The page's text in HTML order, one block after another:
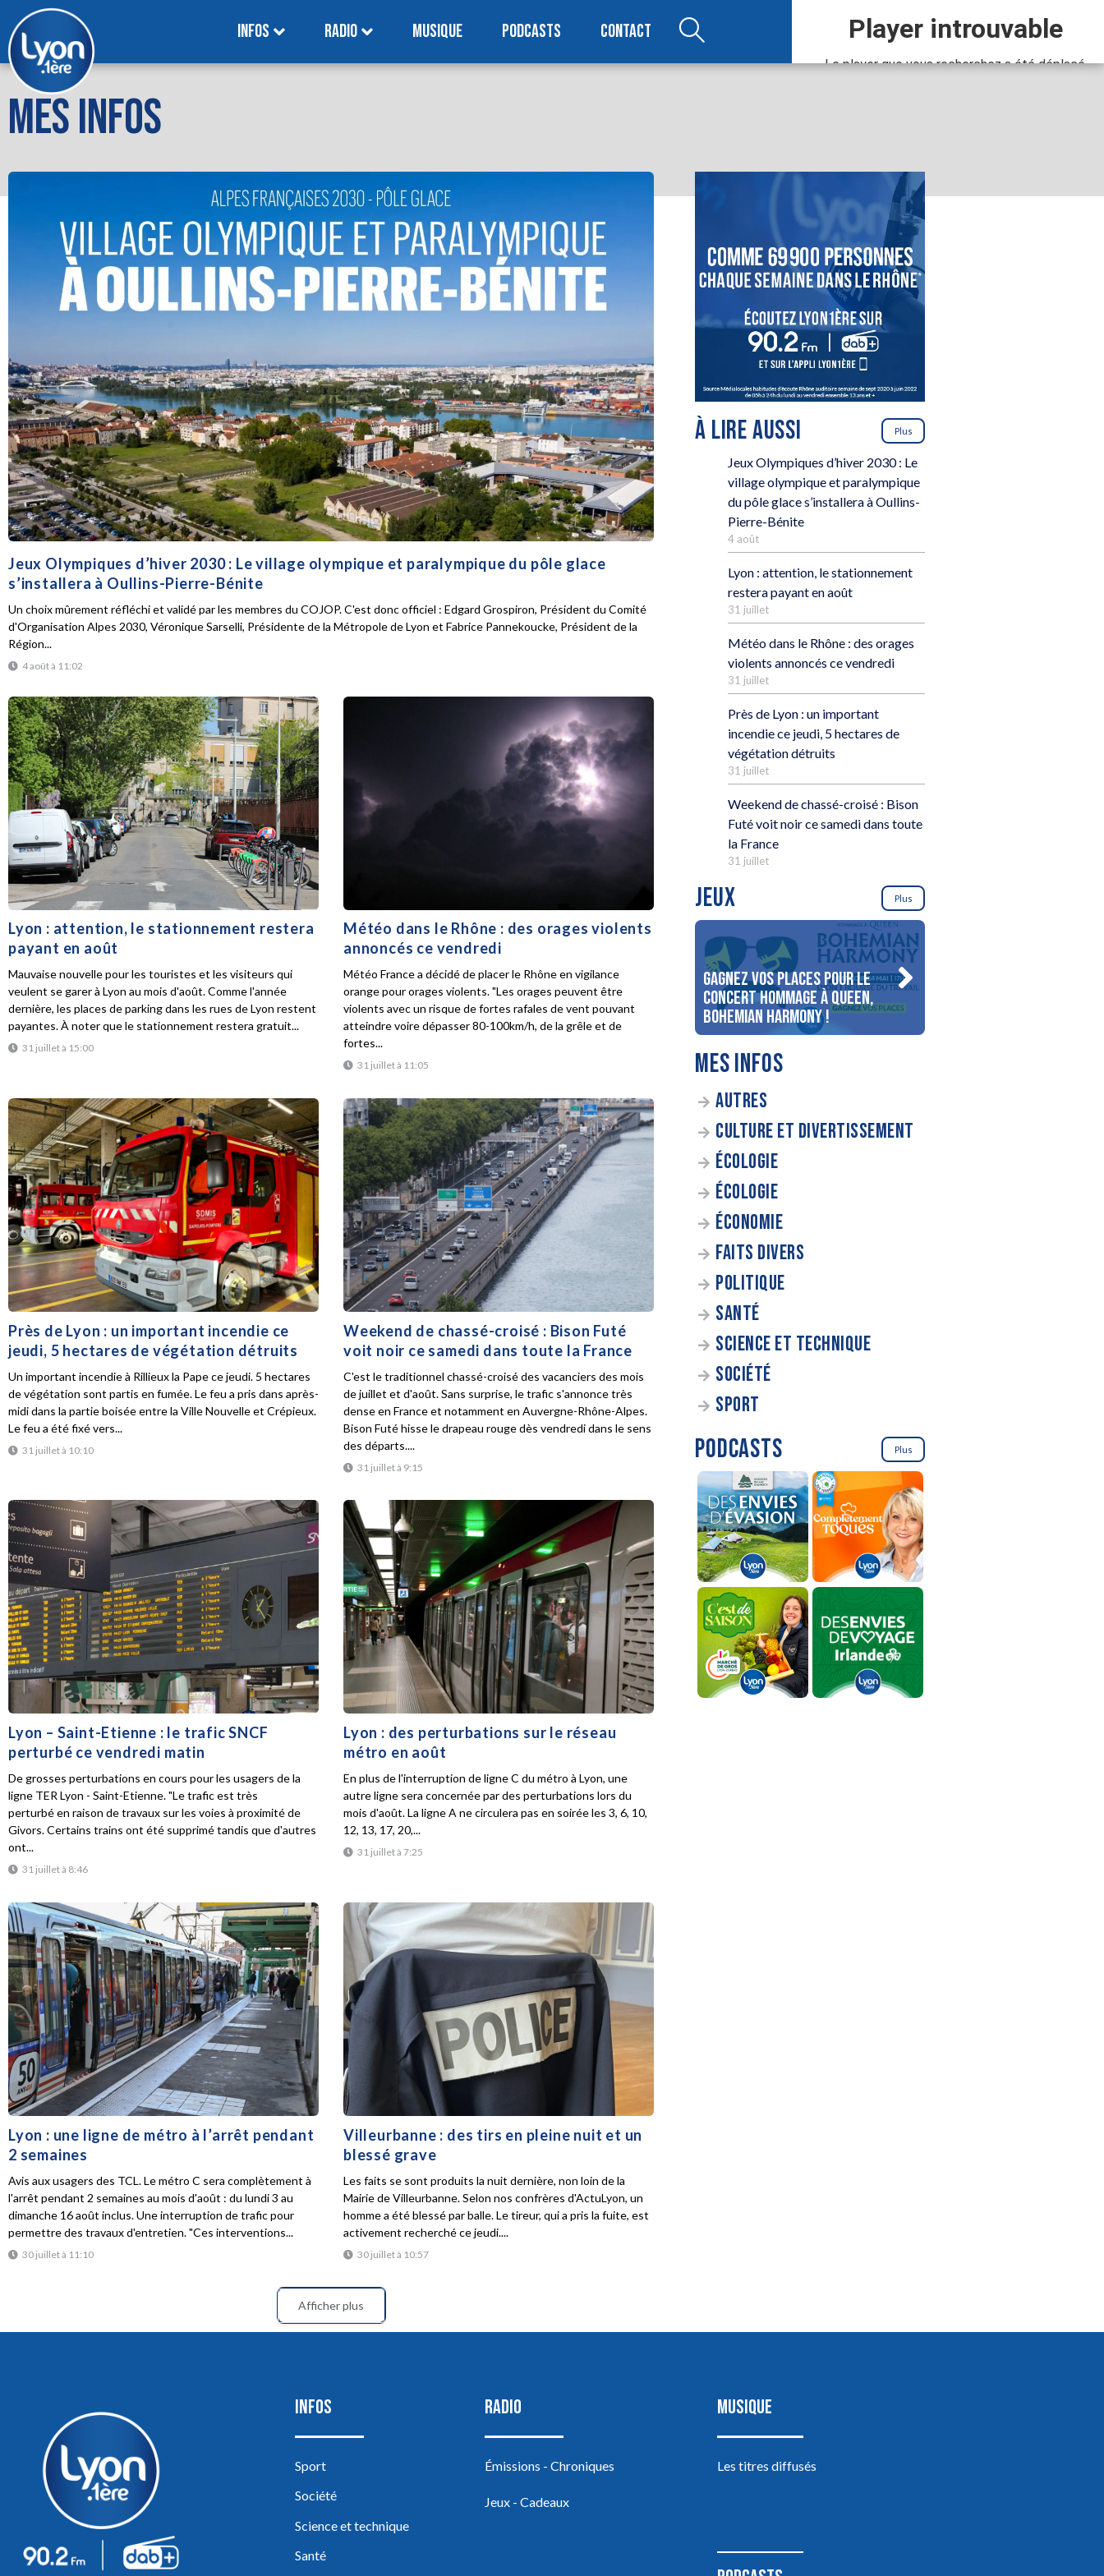
INFOS RADIO MUSIQUE PODCASTS CONTACT
MES INFOS
Jeux Olympiques d’hiver 2030 : Le village olympique et paralympique du pôle glace
s’installera à Oullins-Pierre-Bénite
4 août à 11:02
Un choix mûrement réfléchi et validé par les membres du COJOP. C'est donc officiel : Edgard Grospiron, Président du Comité
d'Organisation Alpes 2030, Véronique Sarselli, Présidente de la Métropole de Lyon et Fabrice Pannekoucke, Président de la
Région...
Lyon : attention, le stationnement restera
payant en août
31 juillet à 15:00
Mauvaise nouvelle pour les touristes et les visiteurs qui
veulent se garer à Lyon au mois d'août. Comme l'année
dernière, les places de parking dans les rues de Lyon restent
payantes. À noter que le stationnement restera gratuit...
Météo dans le Rhône : des orages violents
annoncés ce vendredi
31 juillet à 11:05
Météo France a décidé de placer le Rhône en vigilance
orange pour orages violents. "Les orages peuvent être
violents avec un risque de fortes rafales de vent pouvant
atteindre voire dépasser 80-100km/h, de la grêle et de
fortes...
Près de Lyon : un important incendie ce
jeudi, 5 hectares de végétation détruits
31 juillet à 10:10
Un important incendie à Rillieux la Pape ce jeudi. 5 hectares
de végétation sont partis en fumée. Le feu a pris dans après-
midi dans la partie boisée entre la Ville Nouvelle et Crépieux.
Le feu a été fixé vers...
Weekend de chassé-croisé : Bison Futé
voit noir ce samedi dans toute la France
31 juillet à 9:15
C'est le traditionnel chassé-croisé des vacanciers des mois
de juillet et d'août. Sans surprise, le trafic s'annonce très
dense en France et notamment en Auvergne-Rhône-Alpes.
Bison Futé hisse le drapeau rouge dès vendredi dans le sens
des départs....
Lyon – Saint-Etienne : le trafic SNCF
perturbé ce vendredi matin
31 juillet à 8:46
De grosses perturbations en cours pour les usagers de la
ligne TER Lyon - Saint-Etienne. "Le trafic est très
perturbé en raison de travaux sur les voies à proximité de
Givors. Certains trains ont été supprimé tandis que d'autres
ont...
Lyon : des perturbations sur le réseau
métro en août
31 juillet à 7:25
En plus de l'interruption de ligne C du métro à Lyon, une
autre ligne sera concernée par des perturbations lors du
mois d'août. La ligne A ne circulera pas en soirée les 3, 6, 10,
12, 13, 17, 20,...
Lyon : une ligne de métro à l’arrêt pendant
2 semaines
30 juillet à 11:10
Avis aux usagers des TCL. Le métro C sera complètement à
l'arrêt pendant 2 semaines au mois d'août : du lundi 3 au
dimanche 16 août inclus. Une interruption de trafic pour
permettre des travaux d'entretien. "Ces interventions...
Villeurbanne : des tirs en pleine nuit et un
blessé grave
30 juillet à 10:57
Les faits se sont produits la nuit dernière, non loin de la
Mairie de Villeurbanne. Selon nos confrères d'ActuLyon, un
homme a été blessé par balle. Le tireur, qui a pris la fuite, est
activement recherché ce jeudi....
Afficher plus
À LIRE AUSSI Plus
Jeux Olympiques d’hiver 2030 : Le
village olympique et paralympique
du pôle glace s’installera à Oullins-
Pierre-Bénite
4 août
Lyon : attention, le stationnement
restera payant en août
31 juillet
Météo dans le Rhône : des orages
violents annoncés ce vendredi
31 juillet
Près de Lyon : un important
incendie ce jeudi, 5 hectares de
végétation détruits
31 juillet
Weekend de chassé-croisé : Bison
Futé voit noir ce samedi dans toute
la France
31 juillet
JEUX Plus
Gagnez vos places pour le
concert Hommage à Queen,
Bohemian Harmony !
MES INFOS
AUTRES
CULTURE ET DIVERTISSEMENT
ÉCOLOGIE
ÉCOLOGIE
ÉCONOMIE
FAITS DIVERS
POLITIQUE
SANTÉ
SCIENCE ET TECHNIQUE
SOCIÉTÉ
SPORT
PODCASTS Plus
INFOS
Sport
Société
Science et technique
Santé
RADIO
Émissions - Chroniques
Jeux - Cadeaux
MUSIQUE
Les titres diffusés